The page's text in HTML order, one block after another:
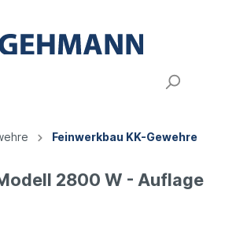
Feinwerkbau KK-Gewehre
2800 W - Auflage